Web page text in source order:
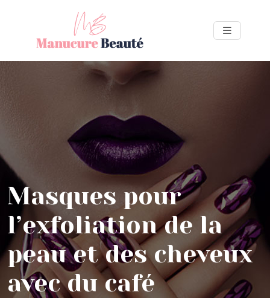
Masques pour
l’exfoliation de la
peau et des cheveux
avec du café